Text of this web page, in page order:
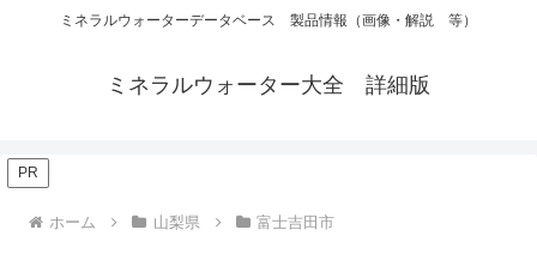
ミネラルウォーターデータベース 製品情報（画像・解説 等）
ミネラルウォーター大全 詳細版
PR
ホーム 山梨県 富士吉田市